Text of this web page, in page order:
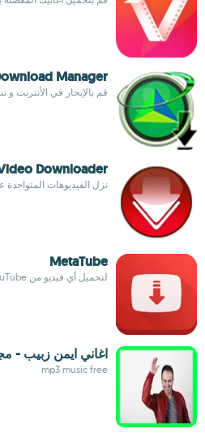
Manager
قم بالإبحار في الأنترنت و
Downloader
نزل الفيديوهات
MetaTube
لتحميل أي فيديو من YouTube
اغاني ايمن زبيب -
mp3 music free